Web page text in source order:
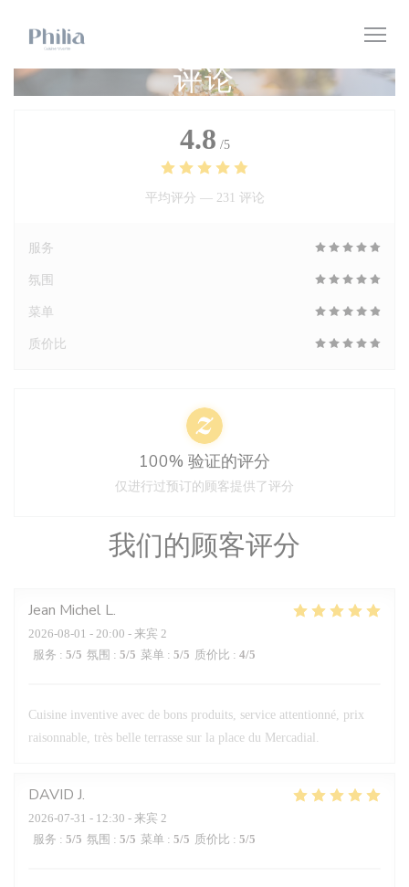
评论
我们的顾客评分
Jean Michel L
2026-08-01 - 20:00 - 来宾 2
服务 : 5/5 氛围 : 5/5 菜单 : 5/5 质价比 : 4/5
Cuisine inventive avec de bons produits, service attentionné, prix
raisonnable, très belle terrasse sur la place du Mercadial.
DAVID J
2026-07-31 - 12:30 - 来宾 2
服务 : 5/5 氛围 : 5/5 菜单 : 5/5 质价比 : 5/5
4.8 /5
平均评分 — 231 评论
服务
氛围
菜单
质价比
100% 验证的评分
仅进行过预订的顾客提供了评分